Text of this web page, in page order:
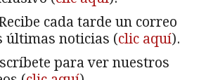
cada tarde un correo
últimas noticias (clic aquí).
para ver nuestros